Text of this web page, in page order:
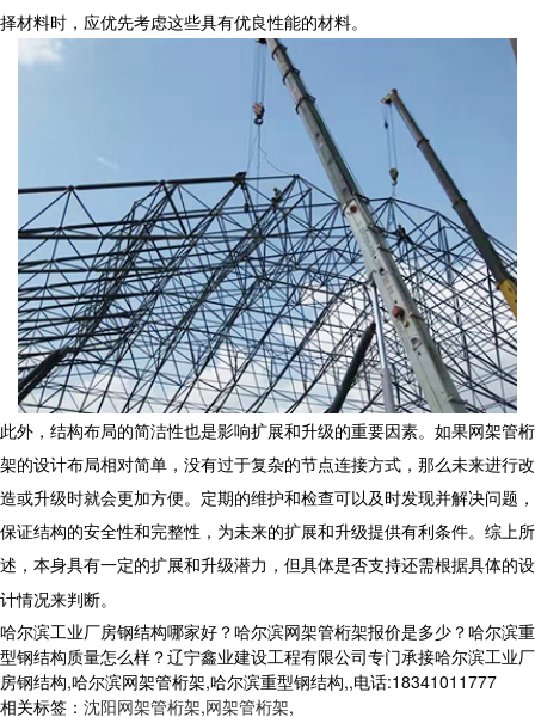
择材料时，应优先考虑这些具有优良性能的材料。
此外，结构布局的简洁性也是影响扩展和升级的重要因素。如果网架管桁
架的设计布局相对简单，没有过于复杂的节点连接方式，那么未来进行改
造或升级时就会更加方便。定期的维护和检查可以及时发现并解决问题，
保证结构的安全性和完整性，为未来的扩展和升级提供有利条件。综上所
述，本身具有一定的扩展和升级潜力，但具体是否支持还需根据具体的设
计情况来判断。
哈尔滨工业厂房钢结构哪家好？哈尔滨网架管桁架报价是多少？哈尔滨重
型钢结构质量怎么样？辽宁鑫业建设工程有限公司专门承接哈尔滨工业厂
房钢结构,哈尔滨网架管桁架,哈尔滨重型钢结构,,电话:18341011777
相关标签： 沈阳网架管桁架,网架管桁架,